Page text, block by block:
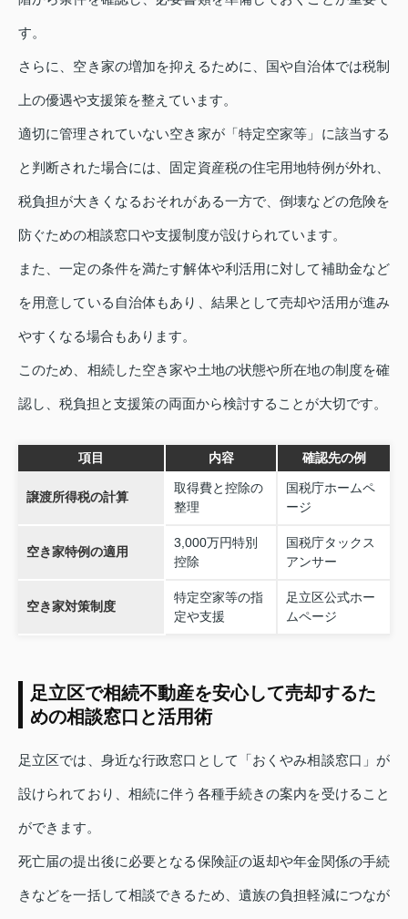
す。
さらに、空き家の増加を抑えるために、国や自治体では税制
上の優遇や支援策を整えています。
適切に管理されていない空き家が「特定空家等」に該当する
と判断された場合には、固定資産税の住宅用地特例が外れ、
税負担が大きくなるおそれがある一方で、倒壊などの危険を
防ぐための相談窓口や支援制度が設けられています。
また、一定の条件を満たす解体や利活用に対して補助金など
を用意している自治体もあり、結果として売却や活用が進み
やすくなる場合もあります。
このため、相続した空き家や土地の状態や所在地の制度を確
認し、税負担と支援策の両面から検討することが大切です。
項目 内容 確認先の例
譲渡所得税の計算
取得費と控除の
整理
国税庁ホームペ
ージ
空き家特例の適用
3,000万円特別
控除
国税庁タックス
アンサー
空き家対策制度
特定空家等の指
定や支援
足立区公式ホー
ムページ
足立区で相続不動産を安心して売却するた
めの相談窓口と活用術
足立区では、身近な行政窓口として「おくやみ相談窓口」が
設けられており、相続に伴う各種手続きの案内を受けること
ができます。
死亡届の提出後に必要となる保険証の返却や年金関係の手続
きなどを一括して相談できるため、遺族の負担軽減につなが